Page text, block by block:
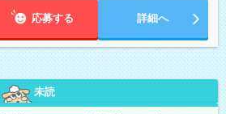
応募する 詳細へ
未読